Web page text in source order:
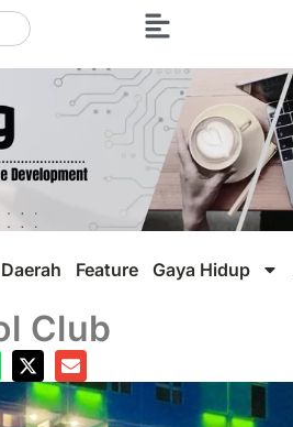
Daerah Feature Gaya Hidup
Club